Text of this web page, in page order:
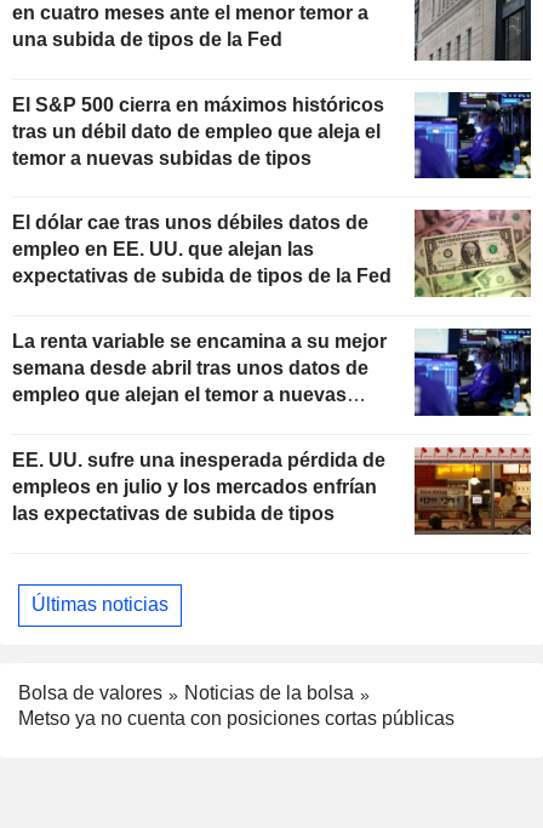
en cuatro meses ante el menor temor a
una subida de tipos de la Fed
El S&P 500 cierra en máximos históricos
tras un débil dato de empleo que aleja el
temor a nuevas subidas de tipos
El dólar cae tras unos débiles datos de
empleo en EE. UU. que alejan las
expectativas de subida de tipos de la Fed
La renta variable se encamina a su mejor
semana desde abril tras unos datos de
empleo que alejan el temor a nuevas
EE. UU. sufre una inesperada pérdida de
empleos en julio y los mercados enfrían
las expectativas de subida de tipos
Últimas noticias
Bolsa de valores
Noticias de la bolsa
Metso ya no cuenta con posiciones cortas públicas